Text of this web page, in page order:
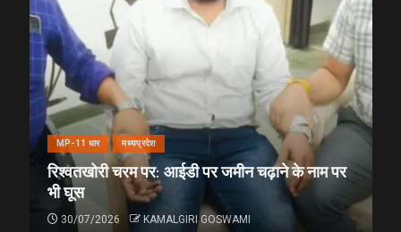
MP-11 धार मध्यप्रदेश
रिश्वतखोरी चरम पर: आईडी पर जमीन चढ़ाने के नाम पर
भी घूस
30/07/2026 KAMALGIRI GOSWAMI